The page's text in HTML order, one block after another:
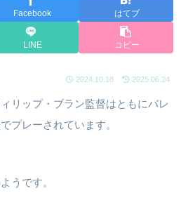
Facebook はてブ
LINE コピー
2024.10.18 2025.06.24
リップ・ブラン監督はともにバレ
プレーされています。
うです。